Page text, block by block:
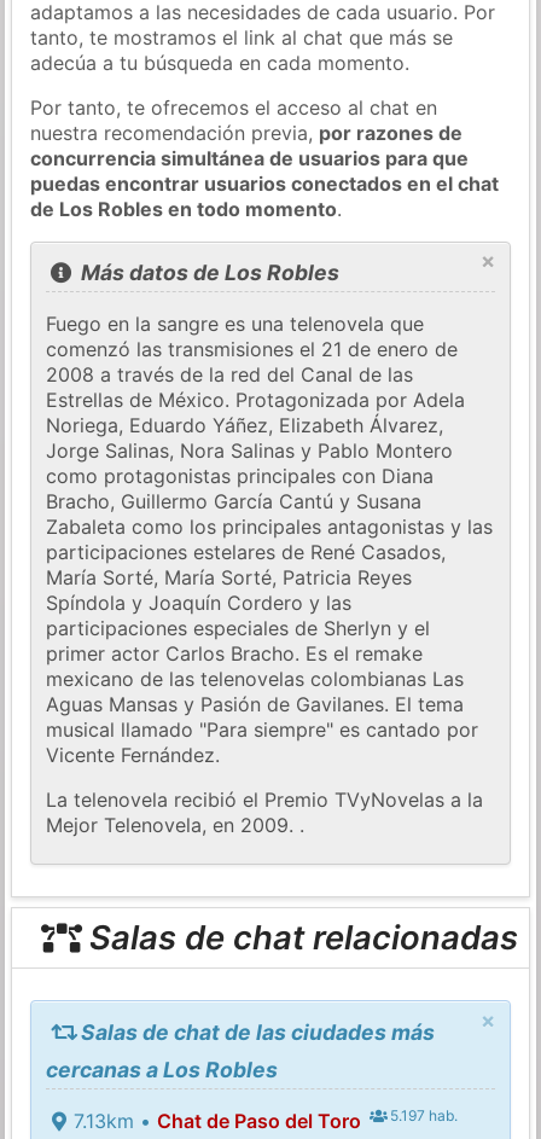
adaptamos a las necesidades de cada usuario. Por
tanto, te mostramos el link al chat que más se
adecúa a tu búsqueda en cada momento.
Por tanto, te ofrecemos el acceso al chat en
nuestra recomendación previa, por razones de
concurrencia simultánea de usuarios para que
puedas encontrar usuarios conectados en el chat
de Los Robles en todo momento.
×
Más datos de Los Robles
Fuego en la sangre es una telenovela que
comenzó las transmisiones el 21 de enero de
2008 a través de la red del Canal de las
Estrellas de México. Protagonizada por Adela
Noriega, Eduardo Yáñez, Elizabeth Álvarez,
Jorge Salinas, Nora Salinas y Pablo Montero
como protagonistas principales con Diana
Bracho, Guillermo García Cantú y Susana
Zabaleta como los principales antagonistas y las
participaciones estelares de René Casados,
María Sorté, María Sorté, Patricia Reyes
Spíndola y Joaquín Cordero y las
participaciones especiales de Sherlyn y el
primer actor Carlos Bracho. Es el remake
mexicano de las telenovelas colombianas Las
Aguas Mansas y Pasión de Gavilanes. El tema
musical llamado "Para siempre" es cantado por
Vicente Fernández.
La telenovela recibió el Premio TVyNovelas a la
Mejor Telenovela, en 2009. .
Salas de chat relacionadas
×
Salas de chat de las ciudades más
cercanas a Los Robles
7.13km • Chat de Paso del Toro 5.197 hab.